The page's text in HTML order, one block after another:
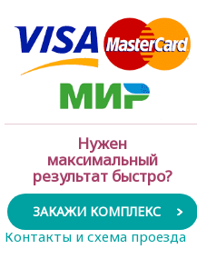
Нужен
максимальный
результат быстро?
ЗАКАЖИ КОМПЛЕКС
Контакты и схема проезда